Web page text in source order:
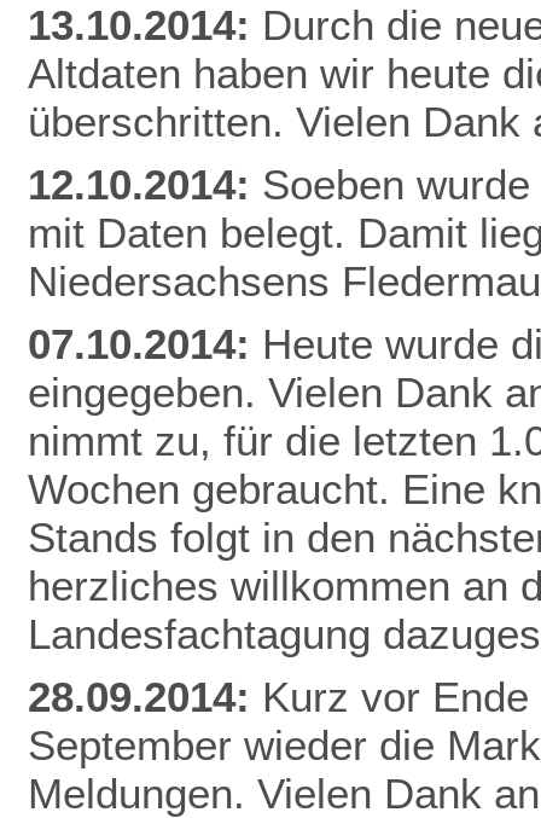
13.10.2014: Durch die
Altdaten haben wir heute
überschritten. Vielen Dank
12.10.2014: Soeben
mit Daten belegt. Damit
Niedersachsens
07.10.2014: Heute wurde
eingegeben. Vielen Dank
nimmt zu, für die letzten
Wochen gebraucht. Eine
Stands folgt in den
herzliches willkommen an
Landesfachtagung
28.09.2014: Kurz vor
September wieder die
Meldungen. Vielen Dank